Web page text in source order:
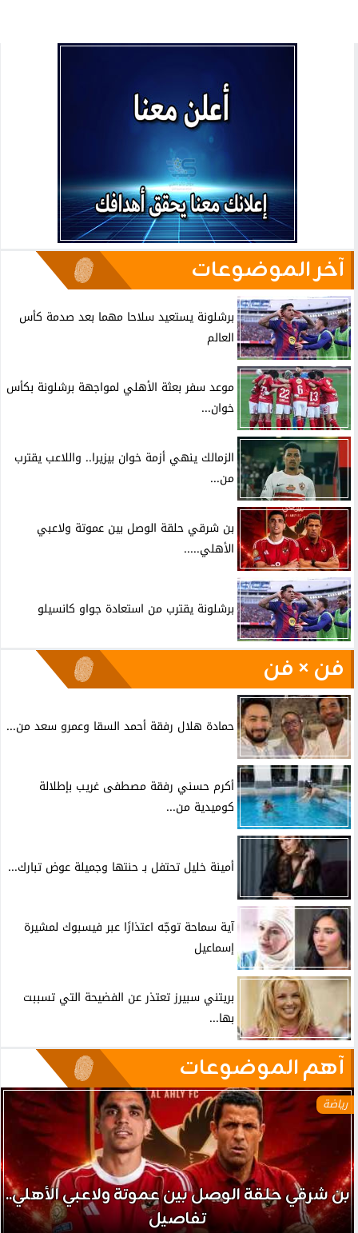
آخر الموضوعات
برشلونة يستعيد سلاحا مهما بعد صدمة كأس
العالم
موعد سفر بعثة الأهلي لمواجهة برشلونة بكأس
خوان...
الزمالك ينهي أزمة خوان بيزيرا.. واللاعب يقترب
من...
بن شرقي حلقة الوصل بين عموتة ولاعبي
الأهلي.....
برشلونة يقترب من استعادة جواو كانسيلو
فن × فن
حمادة هلال رفقة أحمد السقا وعمرو سعد من...
أكرم حسني رفقة مصطفى غريب بإطلالة
كوميدية من...
أمينة خليل تحتفل بـ حنتها وجميلة عوض تبارك...
آية سماحة توجّه اعتذارًا عبر فيسبوك لمشيرة
إسماعيل
بريتني سبيرز تعتذر عن الفضيحة التي تسببت
بها...
آهم الموضوعات
رياضة
بن شرقي حلقة الوصل بين عموتة ولاعبي الأهلي..
تفاصيل